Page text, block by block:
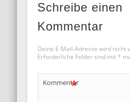
Schreibe einen
Kommentar
Deine E-Mail-Adresse wird nicht
Erforderliche Felder sind mit *
Kommentar
*